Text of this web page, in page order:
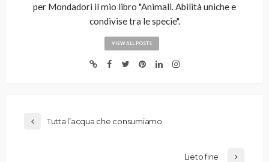
per Mondadori il mio libro "Animali. Abilità uniche e
condivise tra le specie".
VIEW ALL POSTS
Tutta l’acqua che consumiamo
Lieto fine